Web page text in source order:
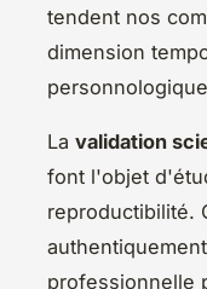
tendent nos
dimension
La validation
font l'objet
reproductibilité.
professionnelle